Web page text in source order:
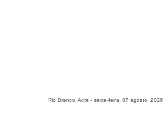
Rio Branco, Acre - sexta-feira, 07 agosto, 2026